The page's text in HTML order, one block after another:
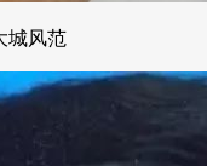
城风范